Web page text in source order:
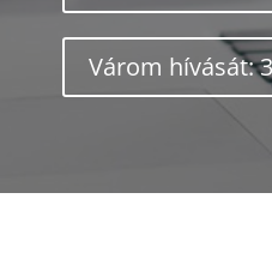
Várom hívását: